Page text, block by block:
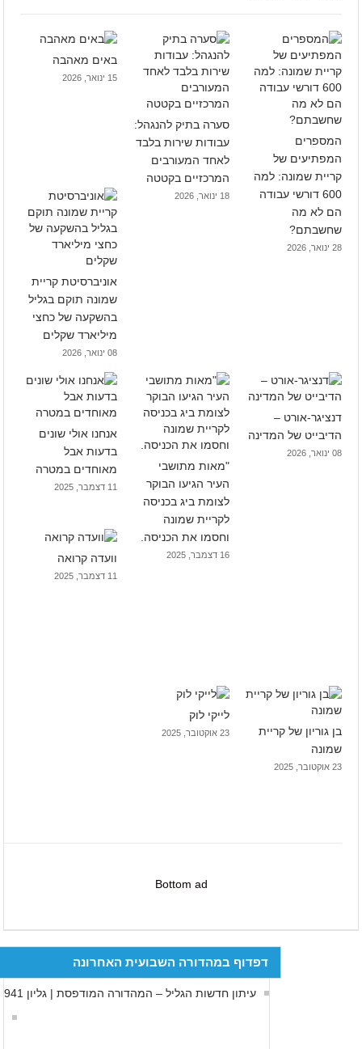
המספרים
המפתיעים של
קריית שמונה: למה
600 דורשי עבודה
הם לא מה
שחשבתם?
28 ינואר, 2026
סערה בתיק להנגהל:
עבודות שירות בלבד
לאחד המעורבים
המרכזיים בקטטה
18 ינואר, 2026
באים מאהבה
15 ינואר, 2026
אוניברסיטת קריית
שמונה תוקם בגליל
בהשקעה של כחצי
מיליארד שקלים
08 ינואר, 2026
דנציגר-אורט –
הדיבייט של המדינה
08 ינואר, 2026
"מאות מתושבי
העיר הגיעו הבוקר
לצומת ביג בכניסה
לקריית שמונה
וחסמו את הכניסה.
16 דצמבר, 2025
אנחנו אולי שונים
בדעות אבל
מאוחדים במטרה
11 דצמבר, 2025
וועדה קרואה
11 דצמבר, 2025
בן גוריון של קריית
שמונה
23 אוקטובר, 2025
לייקי לוק
23 אוקטובר, 2025
Bottom ad
דפדוף במהדורה השבועית האחרונה
עיתון חדשות הגליל – המהדורה המודפסת | גליון 941